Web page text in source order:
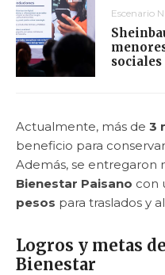
Escenario
sociales
Actualmente, más de 3
beneficio para
Además, se entregaron
Bienestar Paisano con
pesos para traslados y
Logros y metas
Bienestar